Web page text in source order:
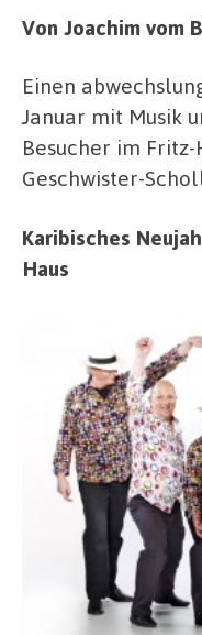
Von Joachim vom
Einen
Januar mit Musik
Besucher im
Geschwister-
Karibisches
Haus